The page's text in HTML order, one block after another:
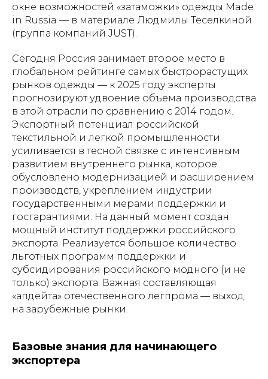
окне возможностей «затаможки» одежды Made
in Russia — в материале Людмилы Теселкиной
(группа компаний JUST).
Сегодня Россия занимает второе место в
глобальном рейтинге самых быстрорастущих
рынков одежды — к 2025 году эксперты
прогнозируют удвоение объема производства
в этой отрасли по сравнению с 2014 годом.
Экспортный потенциал российской
текстильной и легкой промышленности
усиливается в тесной связке с интенсивным
развитием внутреннего рынка, которое
обусловлено модернизацией и расширением
производств, укреплением индустрии
государственными мерами поддержки и
госгарантиями. На данный момент создан
мощный институт поддержки российского
экспорта. Реализуется большое количество
льготных программ поддержки и
субсидирования российского модного (и не
только) экспорта. Важная составляющая
«апдейта» отечественного легпрома — выход
на зарубежные рынки.
Базовые знания для начинающего
экспортера